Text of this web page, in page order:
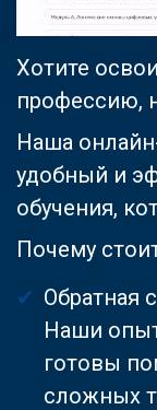
Хотите
профессию,
Наша
удобный и
обучения,
Почему
Обратная
Наши
готовы
сложных